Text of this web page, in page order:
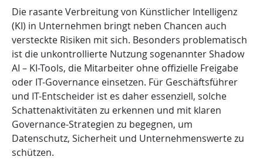
Die rasante Verbreitung von Künstlicher Intelligenz
(KI) in Unternehmen bringt neben Chancen auch
versteckte Risiken mit sich. Besonders problematisch
ist die unkontrollierte Nutzung sogenannter Shadow
AI – KI-Tools, die Mitarbeiter ohne offizielle Freigabe
oder IT-Governance einsetzen. Für Geschäftsführer
und IT-Entscheider ist es daher essenziell, solche
Schattenaktivitäten zu erkennen und mit klaren
Governance-Strategien zu begegnen, um
Datenschutz, Sicherheit und Unternehmenswerte zu
schützen.